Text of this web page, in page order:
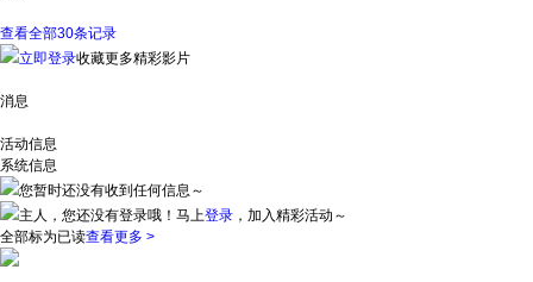
查看全部30条记录
立即登录收藏更多精彩影片
消息
活动信息
系统信息
您暂时还没有收到任何信息～
主人，您还没有登录哦！ 马上登录 ，加入精彩活动～
全部标为已读查看更多 >